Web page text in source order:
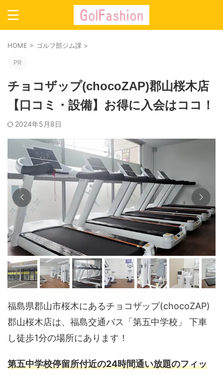
HOME > ゴルフ部ジム課 >
PR
チョコザップ(chocoZAP)郡山桜木店
【口コミ・設備】お得に入会はココ！
2024年5月8日
福島県郡山市桜木にあるチョコザップ(chocoZAP)
郡山桜木店は、福島交通バス「第五中学校」 下車
し徒歩1分の場所にあります！
第五中学校停留所付近の24時間通い放題のフィッ